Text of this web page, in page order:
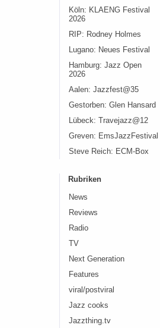
Köln: KLAENG Festival
2026
RIP: Rodney Holmes
Lugano: Neues Festival
Hamburg: Jazz Open
2026
Aalen: Jazzfest@35
Gestorben: Glen Hansard
Lübeck: Travejazz@12
Greven: EmsJazzFestival
Steve Reich: ECM-Box
Rubriken
News
Reviews
Radio
TV
Next Generation
Features
viral/postviral
Jazz cooks
Jazzthing.tv